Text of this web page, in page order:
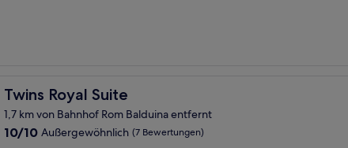
Twins Royal Suite
Twins Royal Suite
1,7 km von Bahnhof Rom Balduina entfernt
10.0
10/10 Außergewöhnlich (7 Bewertungen)